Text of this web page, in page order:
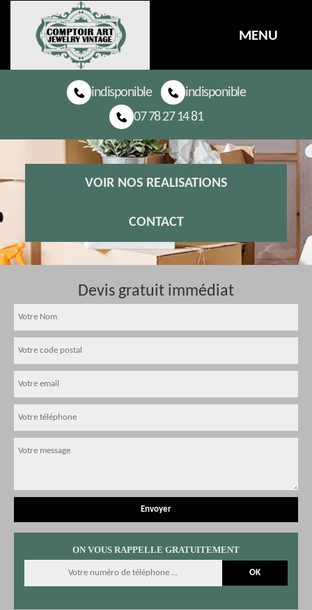
MENU
indisponible
indisponible
07 78 27 14 81
VOIR NOS REALISATIONS
CONTACT
Devis gratuit immédiat
ON VOUS RAPPELLE GRATUITEMENT